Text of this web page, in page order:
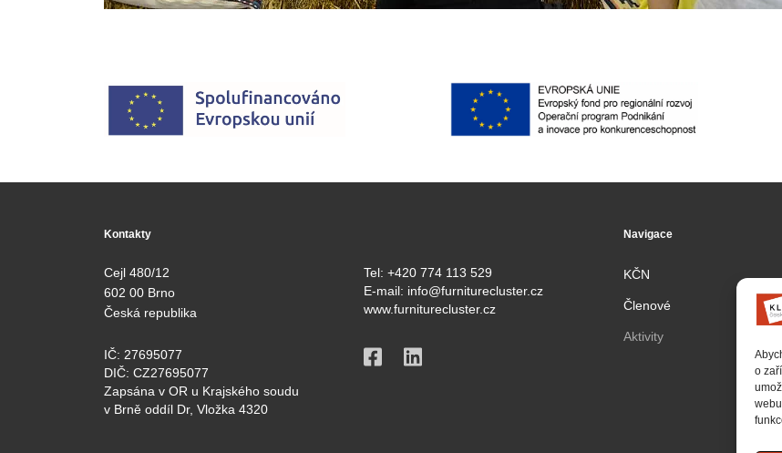
o
Kontakty
Cejl 480/12
602 00 Brno
Česká republika
Tel: +420 774 113 529
E-mail: info@furniturecluster.cz
www.furniturecluster.cz
IČ: 27695077
DIČ: CZ27695077
Zapsána v OR u Krajského soudu
v Brně oddíl Dr, Vložka 4320
Navigace
KČN
Členové
Aktivity